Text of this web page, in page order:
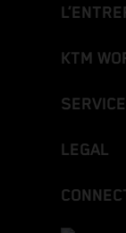
KTM
SERVICE
LEGAL